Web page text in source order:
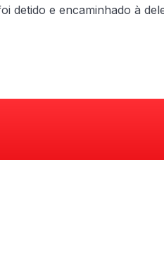
detido e encaminhado à